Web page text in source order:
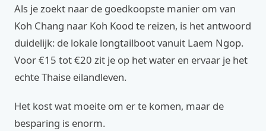
Als je zoekt naar de goedkoopste manier om van
Koh Chang naar Koh Kood te reizen, is het antwoord
duidelijk: de lokale longtailboot vanuit Laem Ngop.
Voor €15 tot €20 zit je op het water en ervaar je het
echte Thaise eilandleven.
Het kost wat moeite om er te komen, maar de
besparing is enorm.